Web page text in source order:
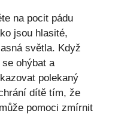
na pocit pádu
jsou hlasité,
světla. Když
ohýbat a
polekaný
dítě tím, že
pomoci zmírnit